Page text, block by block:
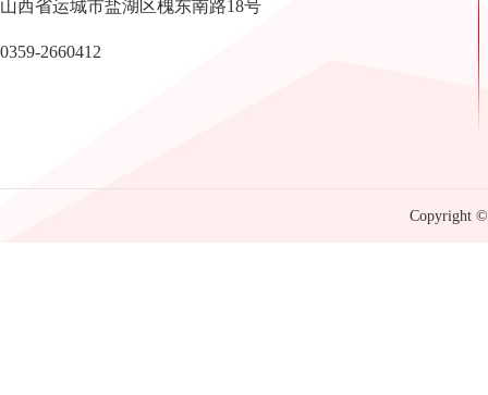
山西省运城市盐湖区槐东南路18号
0359-2660412
Copyright